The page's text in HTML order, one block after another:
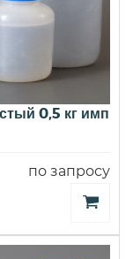
0,5 кг имп
по запросу